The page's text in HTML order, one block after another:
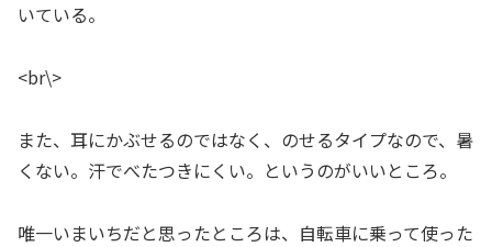
いている。
<br\>
また、耳にかぶせるのではなく、のせるタイプなので、暑
くない。汗でべたつきにくい。というのがいいところ。
唯一いまいちだと思ったところは、自転車に乗って使った